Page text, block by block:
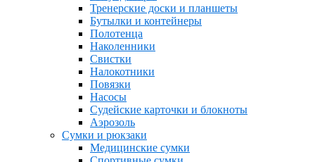
Тренерские доски и планшеты
Бутылки и контейнеры
Полотенца
Наколенники
Свистки
Налокотники
Повязки
Насосы
Судейские карточки и блокноты
Аэрозоль
Сумки и рюкзаки
Медицинские сумки